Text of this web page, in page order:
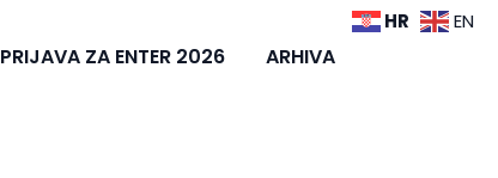
PRIJAVA ZA ENTER 2026 ARHIVA
HR EN